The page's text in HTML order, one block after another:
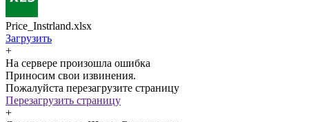
Price_Instrland.xlsx
Загрузить
+
На сервере произошла ошибка
Приносим свои извинения.
Пожалуйста перезагрузите страницу
Перезагрузить страницу
+